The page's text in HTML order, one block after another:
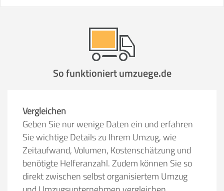
So funktioniert umzuege.de
Vergleichen
Geben Sie nur wenige Daten ein und erfahren
Sie wichtige Details zu Ihrem Umzug, wie
Zeitaufwand, Volumen, Kostenschätzung und
benötigte Helferanzahl. Zudem können Sie so
direkt zwischen selbst organisiertem Umzug